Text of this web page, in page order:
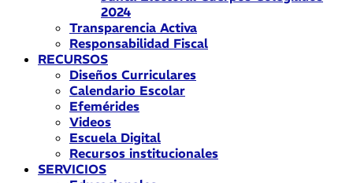
2024
Transparencia Activa
Responsabilidad Fiscal
RECURSOS
Diseños Curriculares
Calendario Escolar
Efemérides
Videos
Escuela Digital
Recursos institucionales
SERVICIOS